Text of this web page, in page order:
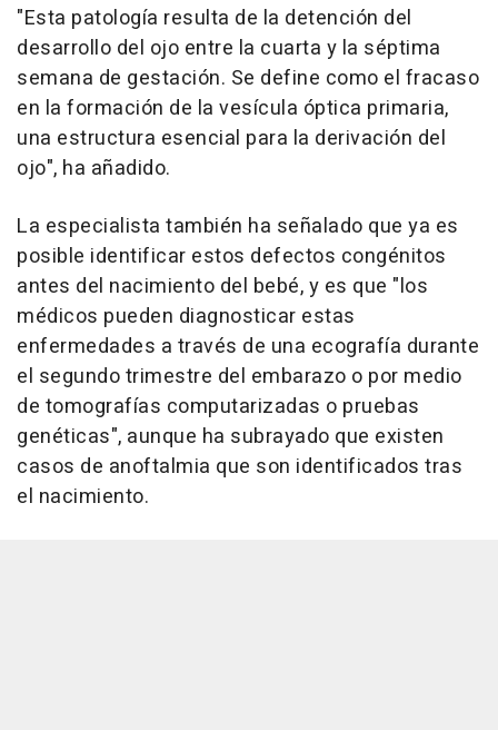
"Esta patología resulta de la detención del
desarrollo del ojo entre la cuarta y la séptima
semana de gestación. Se define como el fracaso
en la formación de la vesícula óptica primaria,
una estructura esencial para la derivación del
ojo", ha añadido.
La especialista también ha señalado que ya es
posible identificar estos defectos congénitos
antes del nacimiento del bebé, y es que "los
médicos pueden diagnosticar estas
enfermedades a través de una ecografía durante
el segundo trimestre del embarazo o por medio
de tomografías computarizadas o pruebas
genéticas", aunque ha subrayado que existen
casos de anoftalmia que son identificados tras
el nacimiento.